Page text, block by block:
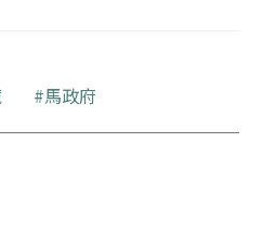
畢業，目前從事藏文以及佛
基底的進步本土。現旅居印
馬政府